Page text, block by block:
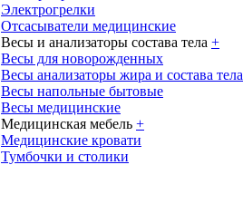
Электрогрелки
Отсасыватели медицинские
Весы и анализаторы состава тела +
Весы для новорожденных
Весы анализаторы жира и состава тела
Весы напольные бытовые
Весы медицинские
Медицинская мебель +
Медицинские кровати
Тумбочки и столики